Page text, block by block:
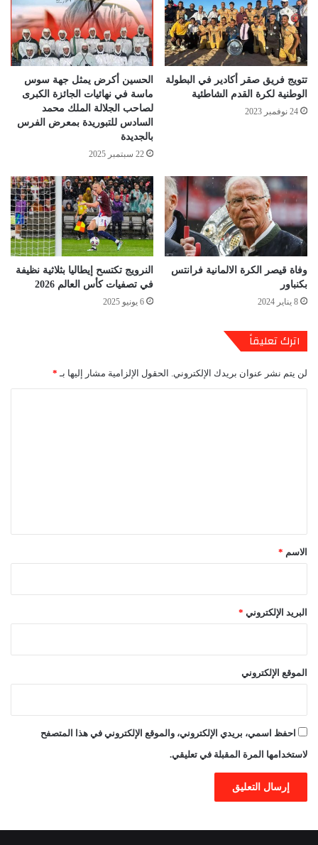
تتويج فريق صقر أكادير في البطولة
الوطنية لكرة القدم الشاطئية
24 نوفمبر 2023
الحسين أكرض يمثل جهة سوس
ماسة في نهائيات الجائزة الكبرى
لصاحب الجلالة الملك محمد
السادس للتبوريدة بمعرض الفرس
بالجديدة
22 سبتمبر 2025
وفاة قيصر الكرة الالمانية فرانتس
بكنباور
8 يناير 2024
النرويج تكتسح إيطاليا بثلاثية نظيفة
في تصفيات كأس العالم 2026
6 يونيو 2025
اترك تعليقاً
لن يتم نشر عنوان بريدك الإلكتروني. الحقول الإلزامية مشار إليها بـ *
*الاسم *
البريد الإلكتروني *
الموقع الإلكتروني
احفظ اسمي، بريدي الإلكتروني، والموقع الإلكتروني في هذا المتصفح
لاستخدامها المرة المقبلة في تعليقي.